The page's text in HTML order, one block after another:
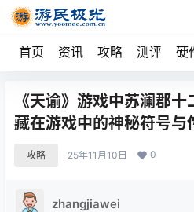
首页 资讯 攻略 测评 硬
《天谕》游戏中苏澜郡
藏在游戏中的神秘符号与
攻略 25年11月10日 0
zhangjiawei